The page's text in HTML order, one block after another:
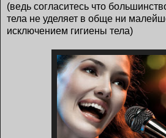
(ведь согласитесь что
тела не уделяет в обще ни
исключением гигиены тела)